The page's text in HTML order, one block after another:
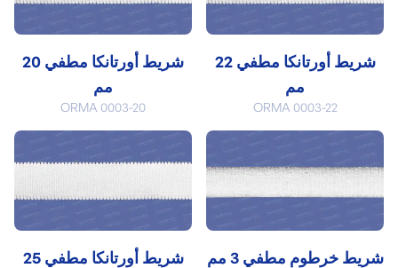
شريط أورتانكا مطفي 20
مم
ORMA 0003-20
شريط أورتانكا مطفي 22
مم
ORMA 0003-22
شريط أورتانكا مطفي 25
شريط خرطوم مطفي 3 مم